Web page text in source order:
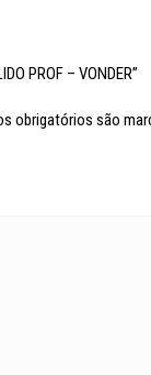
PROF – VONDER”
obrigatórios são